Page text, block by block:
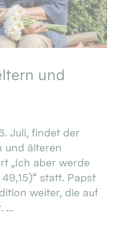
und
Juli, findet der
und älteren
„Ich aber werde
statt. Papst
weiter, die auf
...